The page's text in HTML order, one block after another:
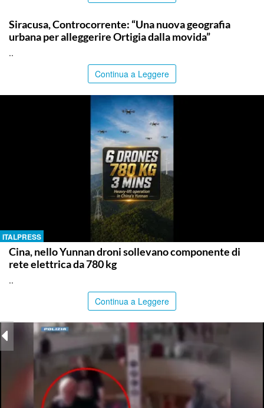
Siracusa, Controcorrente: “Una nuova geografia
urbana per alleggerire Ortigia dalla movida”
..
Continua a Leggere
ITALPRESS
Cina, nello Yunnan droni sollevano componente di
rete elettrica da 780 kg
..
Continua a Leggere